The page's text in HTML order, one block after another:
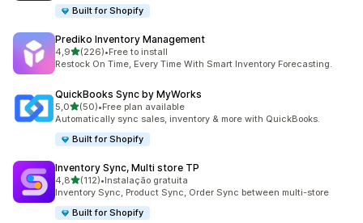
Built for Shopify
Prediko Inventory Management
4,9de 5 estrelas
(226)
226 total de avaliações
•Free to install
Restock On Time, Every Time With Smart Inventory Forecasting.
QuickBooks Sync by MyWorks
5,0de 5 estrelas
(50)
50 total de avaliações
•Free plan available
Automatically sync sales, inventory & more with QuickBooks.
Built for Shopify
Inventory Sync, Multi store TP
4,8de 5 estrelas
(112)
112 total de avaliações
•Instalação gratuita
Inventory Sync, Product Sync, Order Sync between multi-store
Built for Shopify